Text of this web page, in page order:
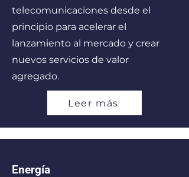
telecomunicaciones desde el
principio para acelerar el
lanzamiento al mercado y crear
nuevos servicios de valor
agregado.
Leer más
Energía